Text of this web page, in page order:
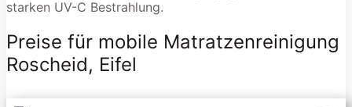
starken UV-C Bestrahlung.
Preise für mobile Matratzenreinigung
Roscheid, Eifel